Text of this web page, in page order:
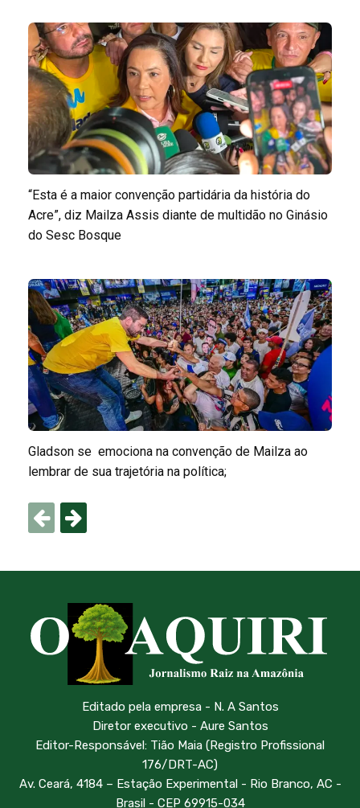
“Esta é a maior convenção partidária da história do
Acre”, diz Mailza Assis diante de multidão no Ginásio
do Sesc Bosque
Gladson se emociona na convenção de Mailza ao
lembrar de sua trajetória na política;
Editado pela empresa - N. A Santos
Diretor executivo - Aure Santos
Editor-Responsável: Tião Maia (Registro Profissional
176/DRT-AC)
Av. Ceará, 4184 – Estação Experimental - Rio Branco, AC -
Brasil - CEP 69915-034